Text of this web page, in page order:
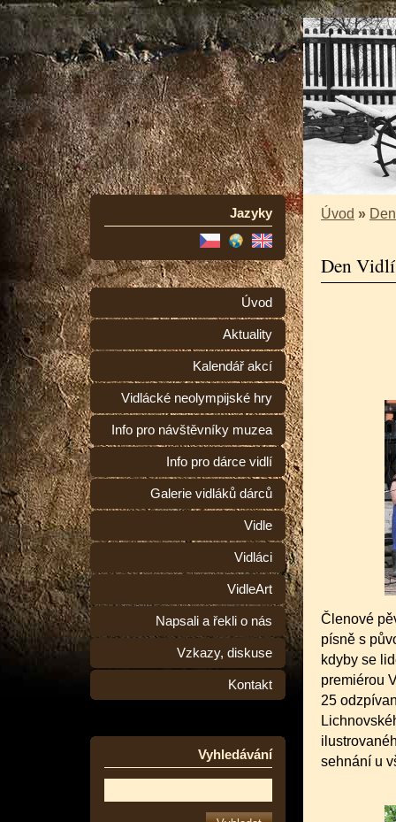
Jazyky
Úvod
Aktuality
Kalendář akcí
Vidlácké neolympijské hry
Info pro návštěvníky muzea
Info pro dárce vidlí
Galerie vidláků dárců
Vidle
Vidláci
VidleArt
Napsali a řekli o nás
Vzkazy, diskuse
Kontakt
Vyhledávání
Úvod »
Den
Členové
písně s
kdyby se
premiérou
25
sehnání u